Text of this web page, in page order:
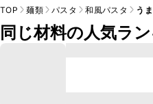
TOP 麺類 パスタ 和風パスタ う
同じ材料の人気ラ